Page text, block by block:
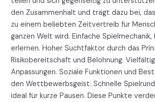
den Zusammenhalt und trägt dazu bei,
zu einem beliebten Zeitvertreib für
ganzen Welt wird. Einfache Spielmechanik,
erlernen. Hoher Suchtfaktor durch das
Risikobereitschaft und Belohnung.
Anpassungen. Soziale Funktionen und
den Wettbewerbsgeist. Schnelle
ideal für kurze Pausen. Diese Punkte